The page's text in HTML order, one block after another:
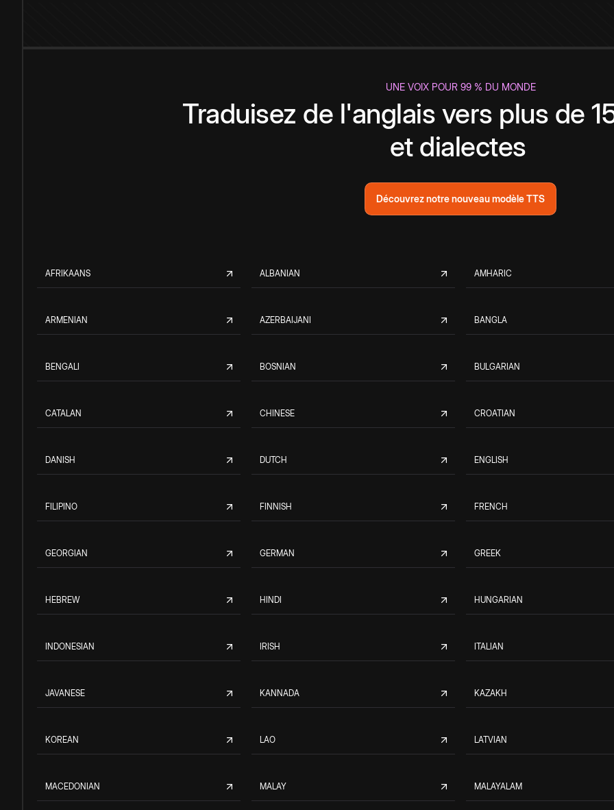
UNE VOIX POUR 99 % DU MONDE
Traduisez de l'anglais vers plus de
et dialectes
Découvrez notre nouveau modèle TTS
AFRIKAANS ALBANIAN AMHARIC
ARMENIAN AZERBAIJANI BANGLA
BENGALI BOSNIAN BULGARIAN
CATALAN CHINESE CROATIAN
DANISH DUTCH ENGLISH
FILIPINO FINNISH FRENCH
GEORGIAN GERMAN GREEK
HEBREW HINDI HUNGARIAN
INDONESIAN IRISH ITALIAN
JAVANESE KANNADA KAZAKH
KOREAN LAO LATVIAN
MACEDONIAN MALAY MALAYALAM